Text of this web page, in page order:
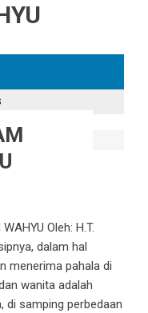
Oleh: H.T.
dalam hal
menerima pahala di
wanita adalah
di samping perbedaan